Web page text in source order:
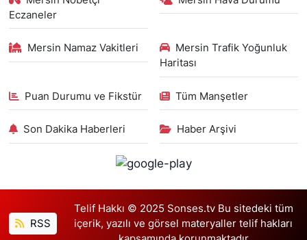
Eczaneler
Mersin Namaz Vakitleri
Mersin Trafik Yoğunluk
Haritası
Puan Durumu ve Fikstür Tüm Manşetler
Son Dakika Haberleri Haber Arşivi
RSS
Telif Hakkı © 2025 Sonses.tv Bu sitedeki tüm
içerik, yazılı ve görsel materyaller telif hakları